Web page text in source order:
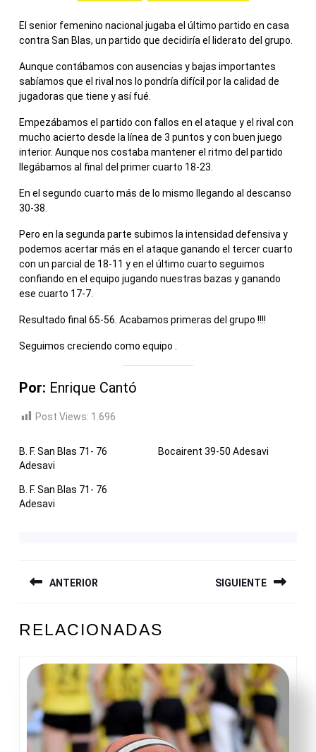
El senior femenino nacional jugaba el último partido en casa
contra San Blas, un partido que decidiría el liderato del grupo.
Aunque contábamos con ausencias y bajas importantes
sabíamos que el rival nos lo pondría difícil por la calidad de
jugadoras que tiene y así fué.
Empezábamos el partido con fallos en el ataque y el rival con
mucho acierto desde la línea de 3 puntos y con buen juego
interior. Aunque nos costaba mantener el ritmo del partido
llegábamos al final del primer cuarto 18-23.
En el segundo cuarto más de lo mismo llegando al descanso
30-38.
Pero en la segunda parte subimos la intensidad defensiva y
podemos acertar más en el ataque ganando el tercer cuarto
con un parcial de 18-11 y en el último cuarto seguimos
confiando en el equipo jugando nuestras bazas y ganando
ese cuarto 17-7.
Resultado final 65-56. Acabamos primeras del grupo !!!!
Seguimos creciendo como equipo .
Por: Enrique Cantó
Post Views: 1.696
B. F. San Blas 71- 76
Adesavi
Bocairent 39-50 Adesavi
B. F. San Blas 71- 76
Adesavi
DE
ANTERIOR
anterior:
SIGUIENTE
entrada:
RELACIONADAS